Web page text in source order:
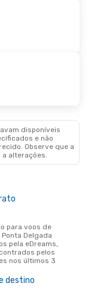
disponíveis
e não
Observe que a
alterações.
Delgada
pela eDreams,
pelos
nos últimos 3
destino